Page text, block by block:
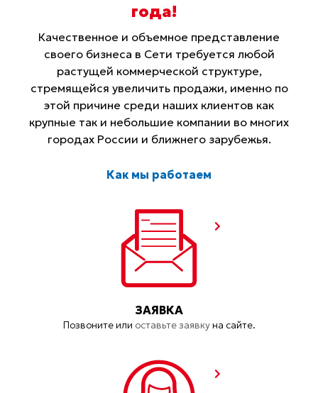
года!
Качественное и объемное представление
своего бизнеса в Сети требуется любой
растущей коммерческой структуре,
стремящейся увеличить продажи, именно по
этой причине среди наших клиентов как
крупные так и небольшие компании во многих
городах России и ближнего зарубежья.
Как мы работаем
ЗАЯВКА
Позвоните или оставьте заявкуна сайте.